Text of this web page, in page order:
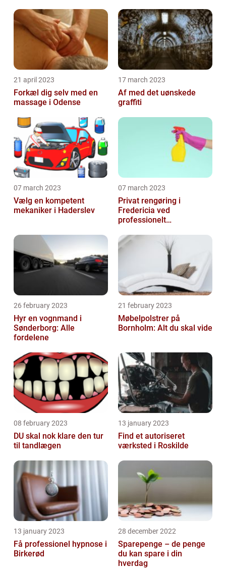
21 april 2023
Forkæl dig selv med en
massage i Odense
17 march 2023
Af med det uønskede
graffiti
07 march 2023
Vælg en kompetent
mekaniker i Haderslev
07 march 2023
Privat rengøring i
Fredericia ved
professionelt
26 february 2023
Hyr en vognmand i
Sønderborg: Alle
fordelene
21 february 2023
Møbelpolstrer på
Bornholm: Alt du skal vide
08 february 2023
DU skal nok klare den tur
til tandlægen
13 january 2023
Find et autoriseret
værksted i Roskilde
13 january 2023
Få professionel hypnose i
Birkerød
28 december 2022
Sparepenge – de penge
du kan spare i din
hverdag